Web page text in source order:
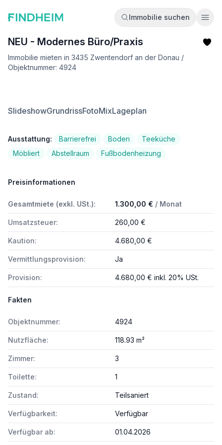
Immobilie suchen
NEU - Modernes Büro/Praxis
Immobilie mieten in 3435 Zwentendorf an der Donau /
Objektnummer: 4924
SlideshowGrundrissFotoMixLageplan
Ausstattung: Barrierefrei Boden
Teeküche
Möbliert
Abstellraum Fußbodenheizung
Preisinformationen
Gesamtmiete (exkl. USt.): 1.300,00 € / Monat
Umsatzsteuer: 260,00 €
Kaution: 4.680,00 €
Vermittlungsprovision: Ja
Provision: 4.680,00 € inkl. 20% USt.
Fakten
Objektnummer: 4924
Nutzfläche: 118.93 m²
Zimmer: 3
Toilette: 1
Zustand: Teilsaniert
Verfügbarkeit: Verfügbar
Verfügbar ab: 01.04.2026